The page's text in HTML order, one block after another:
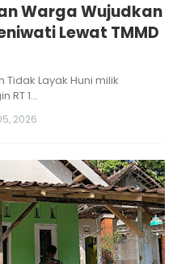
Warga Wujudkan
Lewat TMMD
Layak Huni milik
RT 1…
2026